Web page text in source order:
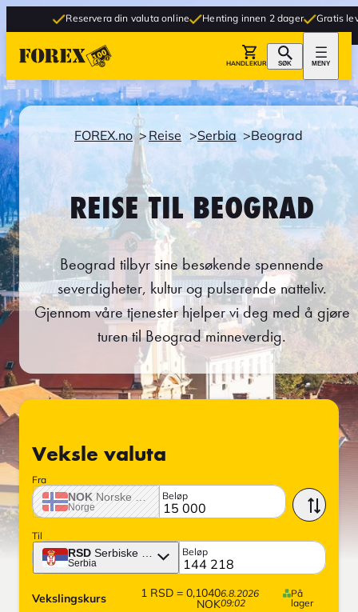
Reservera din valuta online Henting innen 2 dager Gratis levering til
HANDLEKURV SØK MENY
FOREX.no Reise Serbia Beograd
REISE TIL BEOGRAD
Beograd tilbyr sine besøkende spennende
severdigheter, kultur og pulserende natteliv.
Gjennom våre tjenester hjelper vi deg med å gjøre
turen til Beograd minneverdig.
Veksle valuta
Fra
NOK Norske krone
Norge
Beløp
Til
RSD Serbiske dinarer
Serbia
Beløp
Vekslingskurs 1 RSD =0,1040
NOK
6.8.2026
09:02
På
lager